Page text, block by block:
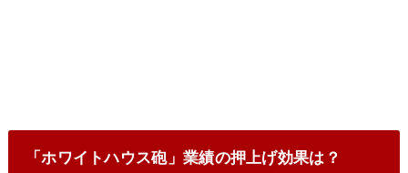
「ホワイトハウス砲」業績の押上げ効果は？